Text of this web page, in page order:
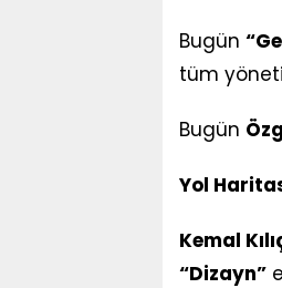
Bugün
tüm
Bugün
Yol
Kemal
“Dizayn”